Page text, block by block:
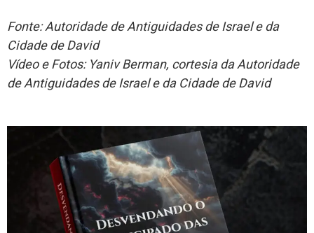
Fonte: Autoridade de Antiguidades de Israel e da
Cidade de David
Vídeo e Fotos: Yaniv Berman, cortesia da Autoridade
de Antiguidades de Israel e da Cidade de David